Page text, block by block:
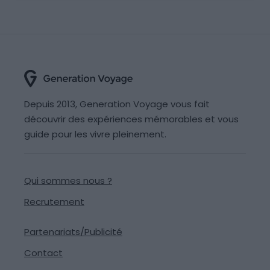
Depuis 2013, Generation Voyage vous fait
découvrir des expériences mémorables et vous
guide pour les vivre pleinement.
Qui sommes nous ?
Recrutement
Partenariats/Publicité
Contact